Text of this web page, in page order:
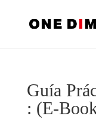
Guía
: (E-